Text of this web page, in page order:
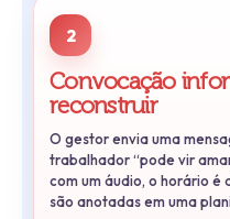
2
Convocação
reconstruir
O gestor envia uma
trabalhador “pode vir
com um áudio, o horário
são anotadas em uma